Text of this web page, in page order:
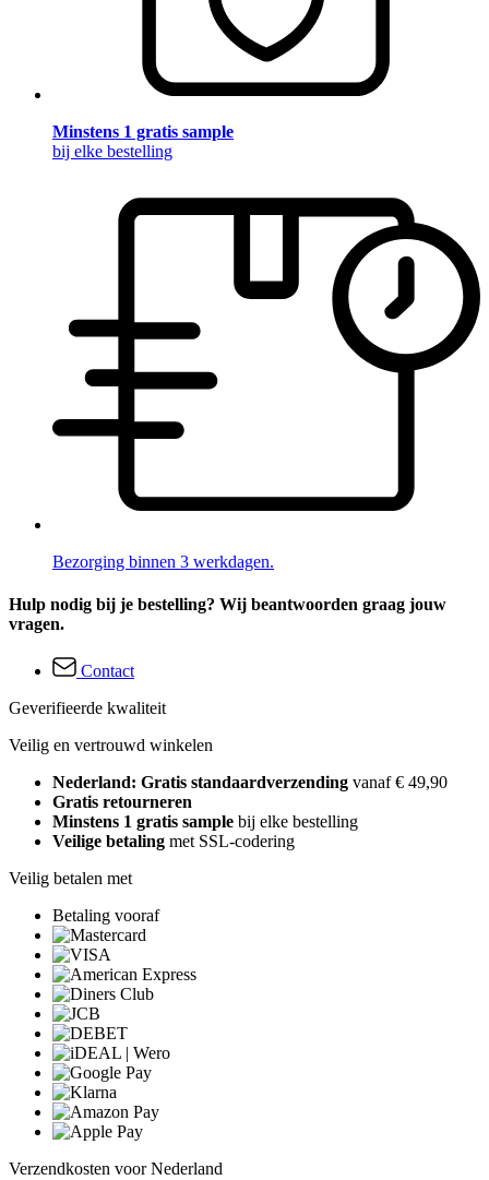
Minstens 1 gratis sample
bij elke bestelling
Bezorging binnen 3 werkdagen.
Hulp nodig bij je bestelling? Wij beantwoorden graag jouw
vragen.
Contact
Geverifieerde kwaliteit
Veilig en vertrouwd winkelen
Nederland: Gratis standaardverzending vanaf € 49,90
Gratis retourneren
Minstens 1 gratis sample bij elke bestelling
Veilige betaling met SSL-codering
Veilig betalen met
Betaling vooraf
Verzendkosten voor Nederland